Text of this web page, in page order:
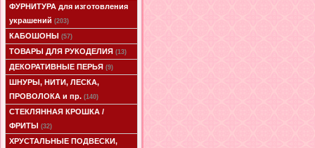
ФУРНИТУРА для изготовления
украшений (203)
КАБОШОНЫ (57)
ТОВАРЫ ДЛЯ РУКОДЕЛИЯ (13)
ДЕКОРАТИВНЫЕ ПЕРЬЯ (9)
ШНУРЫ, НИТИ, ЛЕСКА,
ПРОВОЛОКА и пр. (140)
СТЕКЛЯННАЯ КРОШКА /
ФРИТЫ (32)
ХРУСТАЛЬНЫЕ ПОДВЕСКИ,